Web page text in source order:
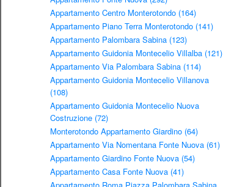
Appartamento Centro Monterotondo (164)
Appartamento Piano Terra Monterotondo (141)
Appartamento Palombara Sabina (123)
Appartamento Guidonia Montecelio Villalba (121)
Appartamento Via Palombara Sabina (114)
Appartamento Guidonia Montecelio Villanova
(108)
Appartamento Guidonia Montecelio Nuova
Costruzione (72)
Monterotondo Appartamento Giardino (64)
Appartamento Via Nomentana Fonte Nuova (61)
Appartamento Giardino Fonte Nuova (54)
Appartamento Casa Fonte Nuova (41)